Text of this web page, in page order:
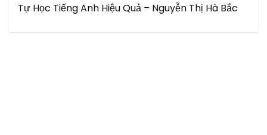
Tự Học Tiếng Anh Hiệu Quả – Nguyễn Thị Hà Bắc